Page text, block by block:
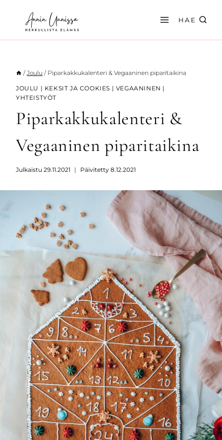
sisältöön
HAE
/ Joulu / Piparkakkukalenteri & Vegaaninen piparitaikina
JOULU | KEKSIT JA COOKIES | VEGAANINEN |
YHTEISTYÖT
Piparkakkukalenteri &
Vegaaninen piparitaikina
Julkaistu 29.11.2021 Päivitetty 8.12.2021